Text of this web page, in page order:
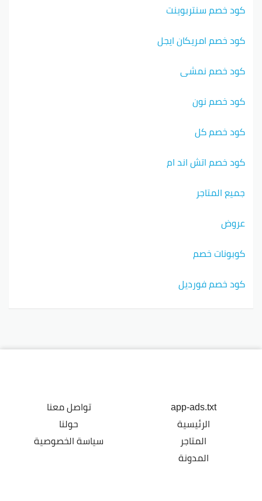
كود خصم سنتربوينت
كود خصم امريكان ايجل
كود خصم نمشي
كود خصم نون
كود خصم كل
كود خصم اتش اند ام
جميع المتاجر
عروض
كوبونات خصم
كود خصم فورديل
app-ads.txt
الرئيسية
المتاجر
المدونة
تواصل معنا
حولنا
سياسة الخصوصية